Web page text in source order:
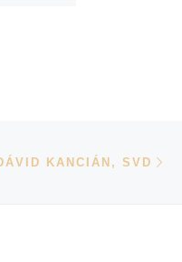
KANCIÁN, SVD